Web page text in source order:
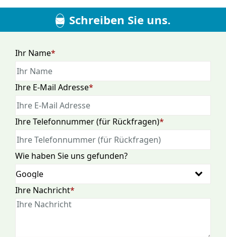
Schreiben Sie uns.
Pflichtfeld
Ihr Name*
Pflichtfeld
Ihre E-Mail Adresse*
Pflichtfeld
Ihre Telefonnummer (für Rückfragen)*
Wie haben Sie uns gefunden?
Pflichtfeld
Ihre Nachricht*